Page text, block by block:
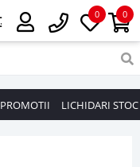
0
0
PROMOTII LICHIDARI STOC